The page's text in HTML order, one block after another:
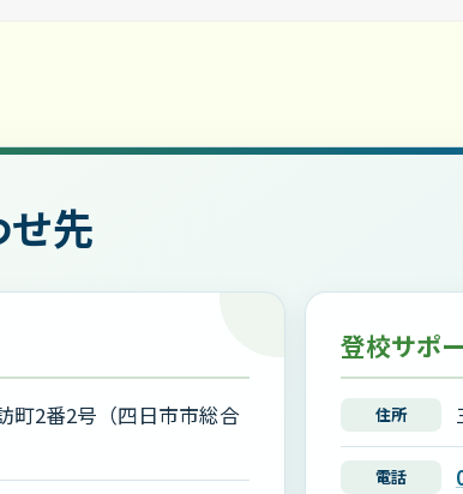
先
町2番2号（四日市市総合
登校サポ
住所
電話